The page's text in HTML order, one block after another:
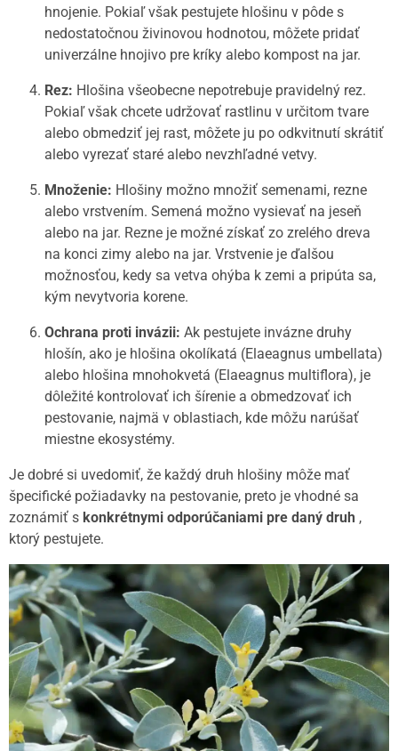
hnojenie. Pokiaľ však pestujete hlošinu v pôde s
nedostatočnou živinovou hodnotou, môžete pridať
univerzálne hnojivo pre kríky alebo kompost na jar.
Rez: Hlošina všeobecne nepotrebuje pravidelný rez.
Pokiaľ však chcete udržovať rastlinu v určitom tvare
alebo obmedziť jej rast, môžete ju po odkvitnutí skrátiť
alebo vyrezať staré alebo nevzhľadné vetvy.
Množenie: Hlošiny možno množiť semenami, rezne
alebo vrstvením. Semená možno vysievať na jeseň
alebo na jar. Rezne je možné získať zo zrelého dreva
na konci zimy alebo na jar. Vrstvenie je ďalšou
možnosťou, kedy sa vetva ohýba k zemi a pripúta sa,
kým nevytvoria korene.
Ochrana proti invázii: Ak pestujete invázne druhy
hlošín, ako je hlošina okolíkatá (Elaeagnus umbellata)
alebo hlošina mnohokvetá (Elaeagnus multiflora), je
dôležité kontrolovať ich šírenie a obmedzovať ich
pestovanie, najmä v oblastiach, kde môžu narúšať
miestne ekosystémy.
Je dobré si uvedomiť, že každý druh hlošiny môže mať
špecifické požiadavky na pestovanie, preto je vhodné sa
zoznámiť s konkrétnymi odporúčaniami pre daný druh ,
ktorý pestujete.